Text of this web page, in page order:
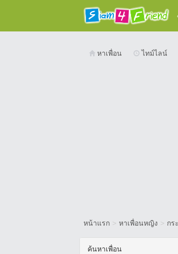
หาเพื่อน ไทม์ไลน์
หน้าแรก > หาเพื่อนหญิง > กร
ค้นหาเพื่อน